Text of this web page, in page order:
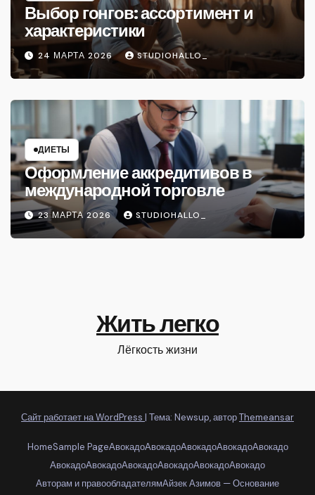
Выбор гонгов: ассортимент и
характеристики
24 МАРТА 2026 STUDIOHALLO_
ДИЕТЫ
Оформление аккредитивов в
международной торговле
23 МАРТА 2026 STUDIOHALLO_
Жить легко
Лёгкость жизни
Сайт работает на WordPress | Тема: Newsup, авторThemeansar
HomeSample PageАвокадоАвокадоАвокадоАвокадоАвокадо
АвокадоАвокадоАвокадоАвокадоАвокадоАвокадо
Авторам и правообладателямАйзек Азимов — Основание